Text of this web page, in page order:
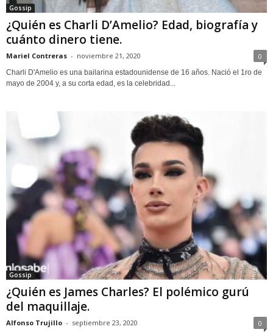
Gossip
¿Quién es Charli D’Amelio? Edad, biografía y
cuánto dinero tiene.
Mariel Contreras - noviembre 21, 2020 0
Charli D'Amelio es una bailarina estadounidense de 16 años. Nació el 1ro de
mayo de 2004 y, a su corta edad, es la celebridad...
Gossip
¿Quién es James Charles? El polémico gurú
del maquillaje.
Alfonso Trujillo - septiembre 23, 2020 0